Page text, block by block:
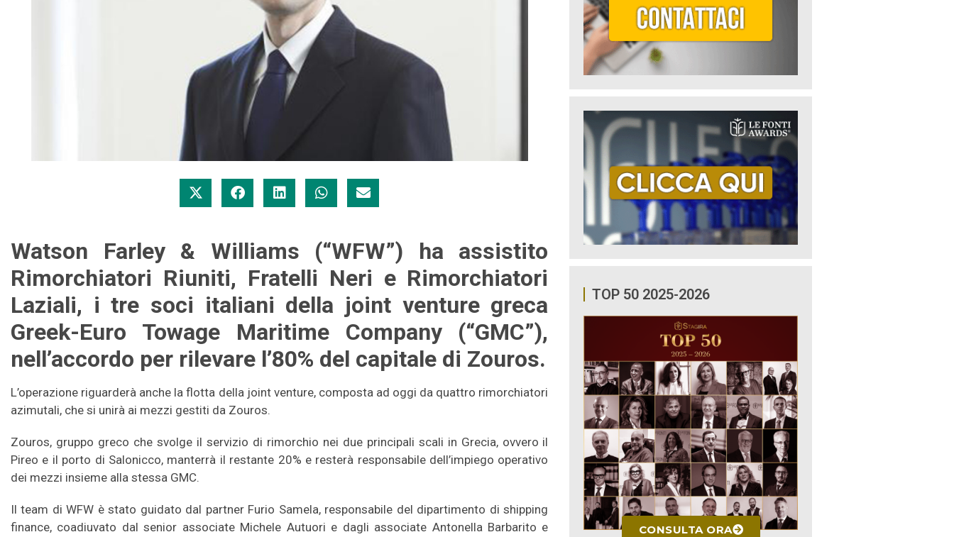
Watson Farley & Williams (“WFW”) ha assistito
Rimorchiatori Riuniti, Fratelli Neri e Rimorchiatori
Laziali, i tre soci italiani della joint venture greca
Greek-Euro Towage Maritime Company (“GMC”),
nell’accordo per rilevare l’80% del capitale di Zouros.
L’operazione riguarderà anche la flotta della joint venture, composta ad oggi da quattro rimorchiatori
azimutali, che si unirà ai mezzi gestiti da Zouros.
Zouros, gruppo greco che svolge il servizio di rimorchio nei due principali scali in Grecia, ovvero il
Pireo e il porto di Salonicco, manterrà il restante 20% e resterà responsabile dell’impiego operativo
dei mezzi insieme alla stessa GMC.
Il team di WFW è stato guidato dal partner Furio Samela, responsabile del dipartimento di shipping
finance, coadiuvato dal senior associate Michele Autuori e dagli associate Antonella Barbarito e
TOP 50 2025-2026
CONSULTA ORA